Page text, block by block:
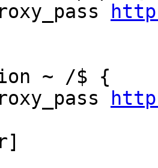
proxy_pass
proxy_pass